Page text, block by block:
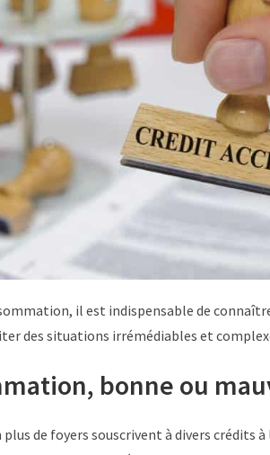
il est indispensable de
des situations irrémédiables et
bonne ou
plus de foyers souscrivent à divers